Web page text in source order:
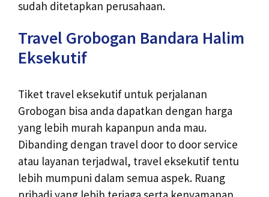
sudah ditetapkan perusahaan.
Travel Grobogan Bandara Halim
Eksekutif
Tiket travel eksekutif untuk perjalanan
Grobogan bisa anda dapatkan dengan harga
yang lebih murah kapanpun anda mau.
Dibanding dengan travel door to door service
atau layanan terjadwal, travel eksekutif tentu
lebih mumpuni dalam semua aspek. Ruang